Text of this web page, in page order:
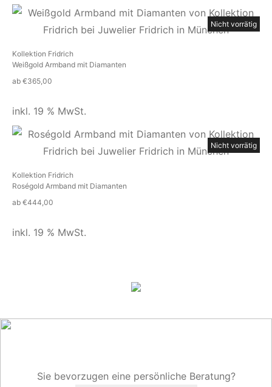
Nicht vorrätig
Kollektion Fridrich
Weißgold Armband mit Diamanten
ab €365,00
inkl. 19 % MwSt.
Nicht vorrätig
Kollektion Fridrich
Roségold Armband mit Diamanten
ab €444,00
inkl. 19 % MwSt.
Sie bevorzugen eine persönliche Beratung?